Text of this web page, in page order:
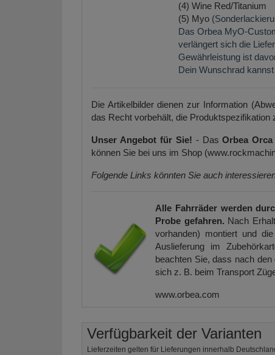
(4) Wine Red/Titanium
(5) Myo
Das Orbea MyO-
verlängert sich die
Gewährleistung ist
Dein Wunschrad
Die Artikelbilder dienen zur Information
das Recht vorbehält, die Produktspezifikation
Unser Angebot für Sie! - DasOrbea Orca
können Sie bei uns im Shop
Folgende Links könnten Sie auch
Alle Fahrräder werden
Probe gefahren. Nach
vorhanden) montiert und
Auslieferung im
beachten Sie, dass nach
sich z. B. beim Transport
www.orbea.com
Verfügbarkeit der Varianten
Lieferzeiten gelten für Lieferungen innerhalb